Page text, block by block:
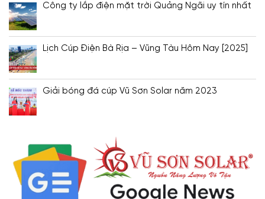
Công ty lắp điện mặt trời Quảng Ngãi uy tín nhất
Lịch Cúp Điện Bà Rịa – Vũng Tàu Hôm Nay [2025]
Giải bóng đá cúp Vũ Sơn Solar năm 2023